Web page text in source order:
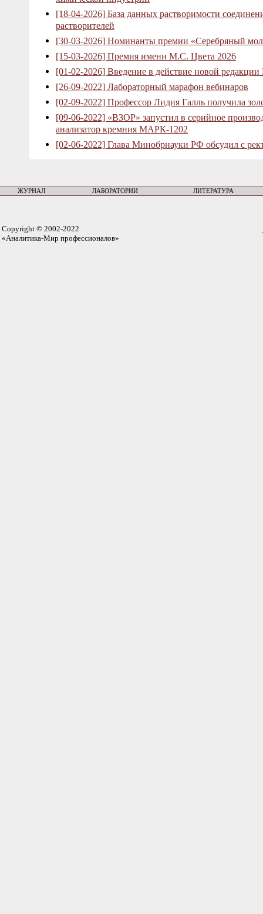
[18-04-2026] База данных растворимости
растворителей
[30-03-2026] Номинанты премии «Серебряный
[15-03-2026] Премия имени М.С. Цвета 2026
[01-02-2026] Введение в действие новой
[26-09-2022] Лабораторный марафон вебинаров
[02-09-2022] Профессор Лидия Галль получила
[09-06-2022] «ВЗОР» запустил в серийное
анализатор кремния МАРК-1202
[02-06-2022] Глава Минобрнауки РФ обсудил с
ЖУРНАЛ ЛАБОРАТОРИИ ЛИТЕРАТУРА
Copyright © 2002-2022
«Аналитика-Мир профессионалов»